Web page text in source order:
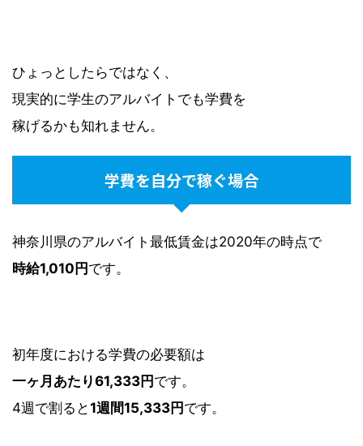
ひょっとしたらではなく、
現実的に学生のアルバイトでも学費を
稼げるかも知れません。
学費を自分で稼ぐ場合
神奈川県のアルバイト最低賃金は2020年の時点で
時給1,010円 です。
初年度における学費の必要額は
一ヶ月あたり61,333円 です。
4週で割ると1週間15,333円 です。